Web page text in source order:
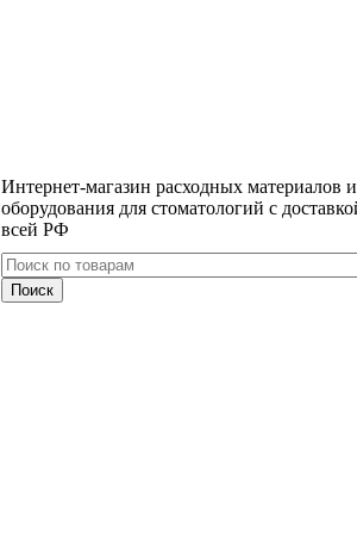
Интернет-магазин расходных материалов и
оборудования для стоматологий с
всей РФ